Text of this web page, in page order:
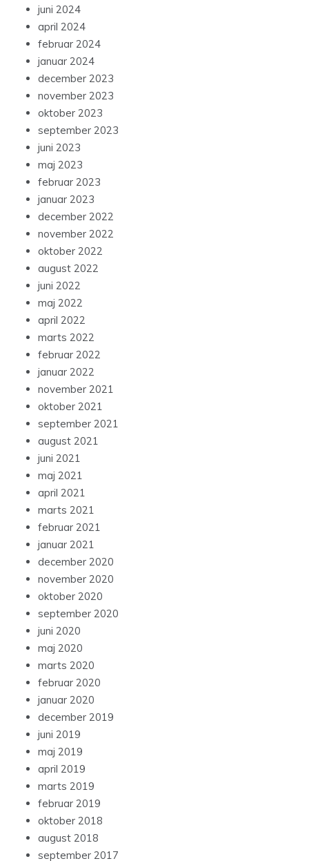
juni 2024
april 2024
februar 2024
januar 2024
december 2023
november 2023
oktober 2023
september 2023
juni 2023
maj 2023
februar 2023
januar 2023
december 2022
november 2022
oktober 2022
august 2022
juni 2022
maj 2022
april 2022
marts 2022
februar 2022
januar 2022
november 2021
oktober 2021
september 2021
august 2021
juni 2021
maj 2021
april 2021
marts 2021
februar 2021
januar 2021
december 2020
november 2020
oktober 2020
september 2020
juni 2020
maj 2020
marts 2020
februar 2020
januar 2020
december 2019
juni 2019
maj 2019
april 2019
marts 2019
februar 2019
oktober 2018
august 2018
september 2017